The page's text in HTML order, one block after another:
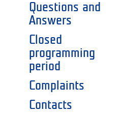
Questions and
Answers
Closed
programming
period
Complaints
Contacts